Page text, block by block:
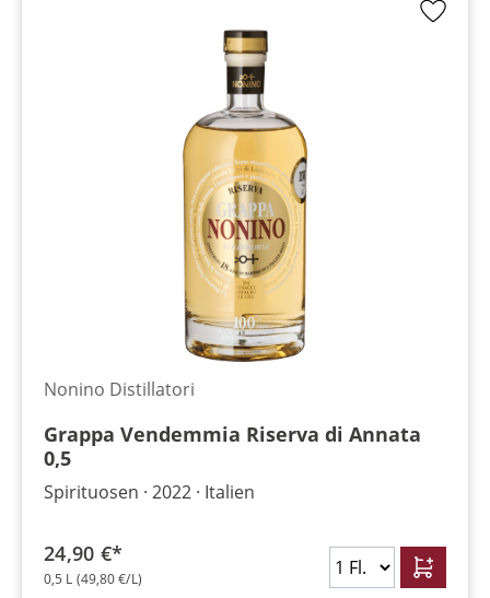
Nonino Distillatori
Grappa Vendemmia Riserva di Annata
0,5
Spirituosen 2022 Italien
24,90 €*
0,5 L (49,80 €/L)